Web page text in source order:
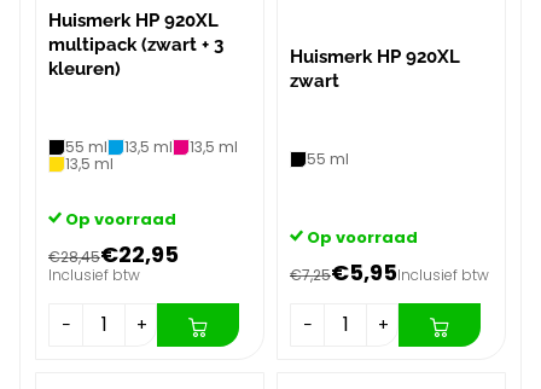
Huismerk HP 920XL
multipack (zwart + 3
kleuren)
55 ml 13,5 ml
13,5 ml
13,5 ml
Op voorraad
€28,45€22,95
Inclusief btw
− +
Huismerk HP 920XL
zwart
55 ml
Op voorraad
€7,25€5,95Inclusief btw
− +